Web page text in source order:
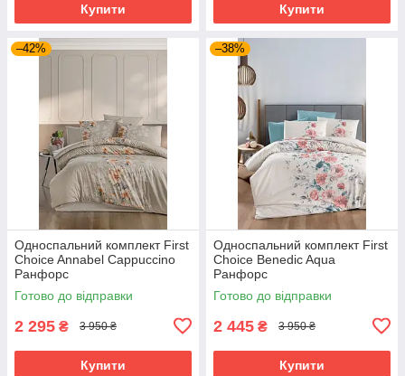
Купити Купити
–42%
Односпальний комплект First
Choice Annabel Cappuccino
Ранфорс
Готово до відправки
2 295 ₴ 3 950 ₴
Купити
–38%
Односпальний комплект First
Choice Benedic Aqua
Ранфорс
Готово до відправки
2 445 ₴ 3 950 ₴
Купити